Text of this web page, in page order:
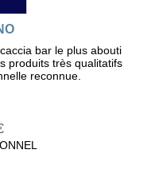
bar le plus abouti
produits très qualitatifs
reconnue.